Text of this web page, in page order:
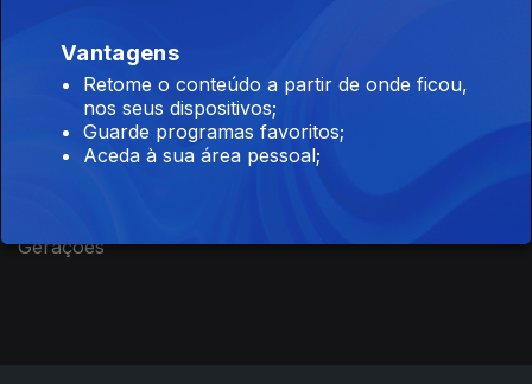
Este conteúdo faz parte de Para
toda a família
Gerações
Vantagens
Retome o conteúdo a partir de onde ficou,
nos seus dispositivos;
Guarde programas favoritos;
Aceda à sua área pessoal;